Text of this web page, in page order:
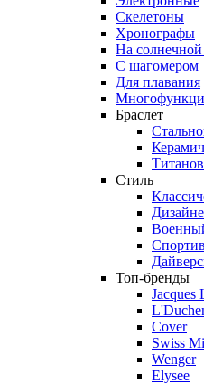
Скелетоны
Хронографы
На солнечной
С шагомером
Для плавания
Браслет
Стиль
Топ-бренды
Jacques
Cover
Swiss
Wenger
Elysee